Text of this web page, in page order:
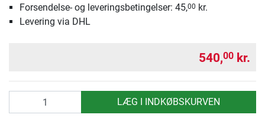
Forsendelse- og leveringsbetingelser: 45,00 kr.
Levering via DHL
540,00 kr.
LÆG I INDKØBSKURVEN